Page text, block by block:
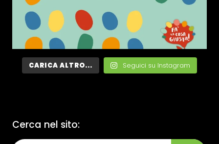
CARICA ALTRO... Seguici su Instagram
Cerca nel sito: